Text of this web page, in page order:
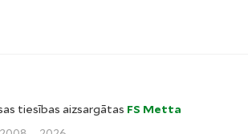
tiesības aizsargātas FS Metta